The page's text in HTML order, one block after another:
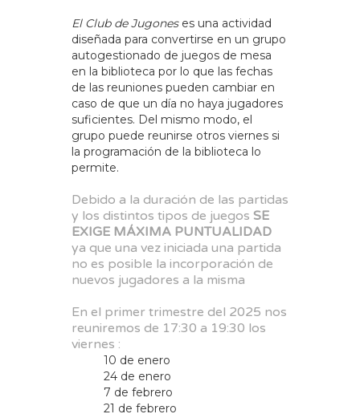
El Club de Jugoneses una actividad
diseñada para convertirse en un grupo
autogestionado de juegos de mesa
en la biblioteca por lo que las fechas
de las reuniones pueden cambiar en
caso de que un día no haya jugadores
suficientes. Del mismo modo, el
grupo puede reunirse otros viernes si
la programación de la biblioteca lo
permite.
Debido a la duración de las partidas
y los distintos tipos de juegos SE
EXIGE MÁXIMA PUNTUALIDAD
ya que una vez iniciada una partida
no es posible la incorporación de
nuevos jugadores a la misma
En el primer trimestre del 2025 nos
reuniremos de 17:30 a 19:30 los
viernes :
10 de enero
24 de enero
7 de febrero
21 de febrero